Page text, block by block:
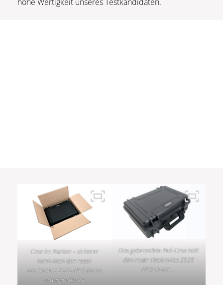
Case im Karton – sicherer
kann man den resør
electronics 2525 MFX kaum
transportieren
Das gebrandete Peli-Case hält
den resør electronics 2525
MFX sicher …